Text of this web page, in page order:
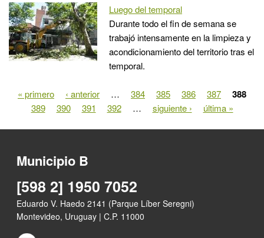
Luego del temporal
Durante todo el fin de semana se
trabajó intensamente en la limpieza y
acondicionamiento del territorio tras el
temporal.
Páginas
« primero ‹ anterior … 384 385 386 387 388
389 390 391 392 … siguiente › última »
Municipio B
[598 2] 1950 7052
Eduardo V. Haedo 2141 (Parque Líber Seregni)
Montevideo, Uruguay | C.P. 11000